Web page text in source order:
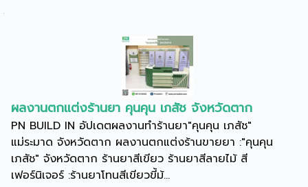
ผลงานตกแต่งร้านยา คุนคุน เภสัช จังหวัดตาก
PN BUILD IN อัปเดตผลงานทำร้านยา"คุนคุน เภสัช"
แม่ระมาด จังหวัดตาก ผลงานตกแต่งร้านขายยา :"คุนคุน
เภสัช" จังหวัดตาก ร้านยาสีเขียว ร้านยาสีลายไม้ สี
เฟอร์นิเจอร์ :ร้านยาโทนสีเขียวขี้ม้...